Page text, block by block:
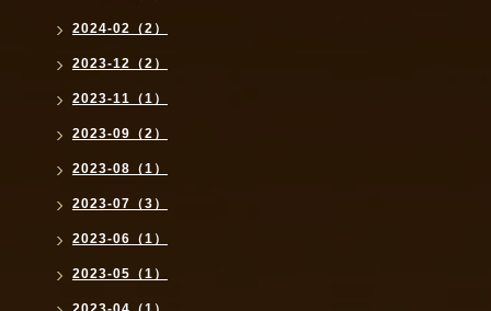
2024-02（2）
2023-12（2）
2023-11（1）
2023-09（2）
2023-08（1）
2023-07（3）
2023-06（1）
2023-05（1）